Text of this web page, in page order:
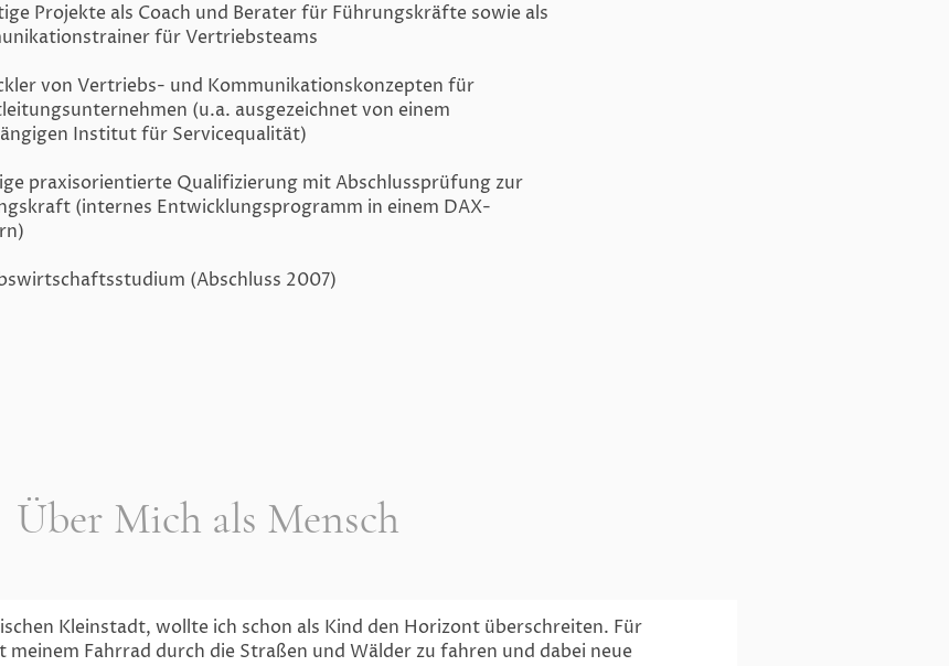
Projekte als Coach und Berater für Führungskräfte sowie als
für Vertriebsteams
von Vertriebs- und Kommunikationskonzepten für
(u.a. ausgezeichnet von einem
Institut für Servicequalität)
praxisorientierte Qualifizierung mit Abschlussprüfung zur
(internes Entwicklungsprogramm in einem DAX-
(Abschluss 2007)
Kleinstadt, wollte ich schon als Kind den Horizont überschreiten. Für
meinem Fahrrad durch die Straßen und Wälder zu fahren und dabei neue
Über Mich als Mensch